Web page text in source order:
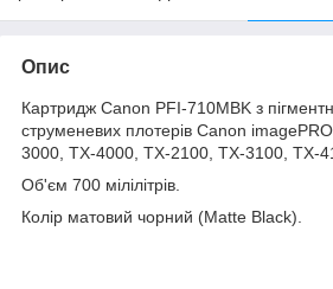
Опис
Картридж Canon PFI-710MBK з
струменевих плотерів Canon
3000, TX-4000, TX-2100, TX-3100, TX-
Об'єм 700 мілілітрів.
Колір матовий чорний (Matte Black).